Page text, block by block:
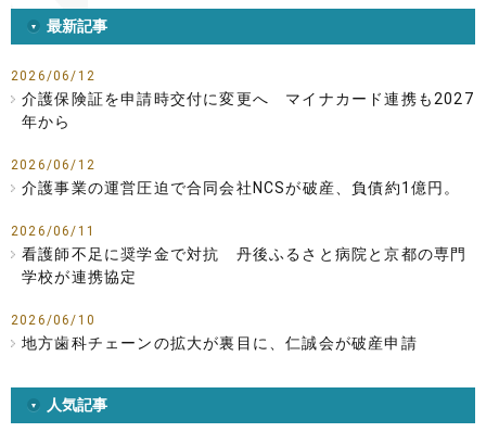
最新記事
2026/06/12
介護保険証を申請時交付に変更へ マイナカード連携も2027
年から
2026/06/12
介護事業の運営圧迫で合同会社NCSが破産、負債約1億円。
2026/06/11
看護師不足に奨学金で対抗 丹後ふるさと病院と京都の専門
学校が連携協定
2026/06/10
地方歯科チェーンの拡大が裏目に、仁誠会が破産申請
人気記事